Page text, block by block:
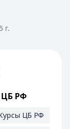
г.
ЦБ РФ
ЦБ РФ